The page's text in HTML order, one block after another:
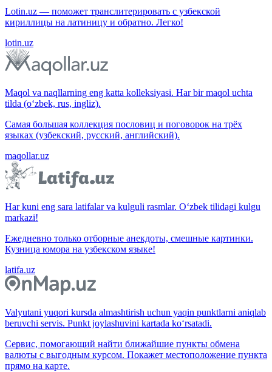
Lotin.uz — поможет транслитерировать с узбекской
кириллицы на латиницу и обратно. Легко!
lotin.uz
Maqol va naqllarning eng katta kolleksiyasi. Har bir maqol uchta
tilda (o‘zbek, rus, ingliz).
Самая большая коллекция пословиц и поговорок на трёх
языках (узбекский, русский, английский).
maqollar.uz
Har kuni eng sara latifalar va kulguli rasmlar. O‘zbek tilidagi kulgu
markazi!
Ежедневно только отборные анекдоты, смешные картинки.
Кузница юмора на узбекском языке!
latifa.uz
Valyutani yuqori kursda almashtirish uchun yaqin punktlarni aniqlab
beruvchi servis. Punkt joylashuvini kartada ko‘rsatadi.
Сервис, помогающий найти ближайшие пункты обмена
валюты с выгодным курсом. Покажет местоположение пункта
прямо на карте.